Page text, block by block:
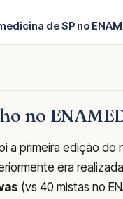
de SP no
no
a primeira edição
era
(vs 40 mistas no